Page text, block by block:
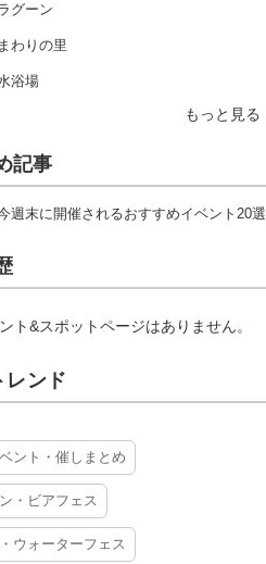
グーン
わりの里
浴場
もっと見る
記事
週末に開催されるおすすめイベント20選
ト&スポットページはありません。
レンド
ント・催しまとめ
・ビアフェス
ウォーターフェス